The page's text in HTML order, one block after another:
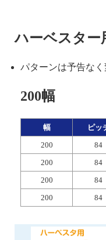
ハーベスタ
パターンは予告なく
200幅
幅 ピッ
200
84
200
84
200
84
200
84